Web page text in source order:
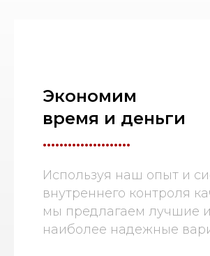
Экономим
время и деньги
.....................
Используя наш опыт и
внутреннего контроля
мы предлагаем лучшие и
наиболее надежные